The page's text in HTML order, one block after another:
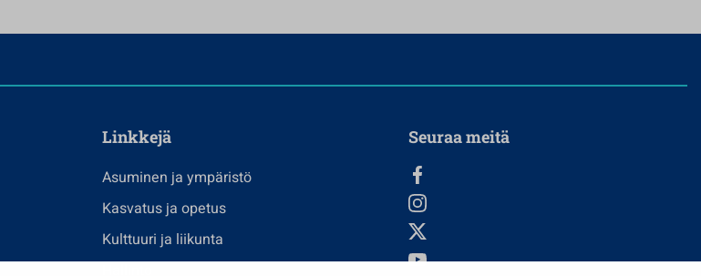
Linkkejä
Asuminen ja ympäristö
Kasvatus ja opetus
Kulttuuri ja liikunta
Seuraa meitä